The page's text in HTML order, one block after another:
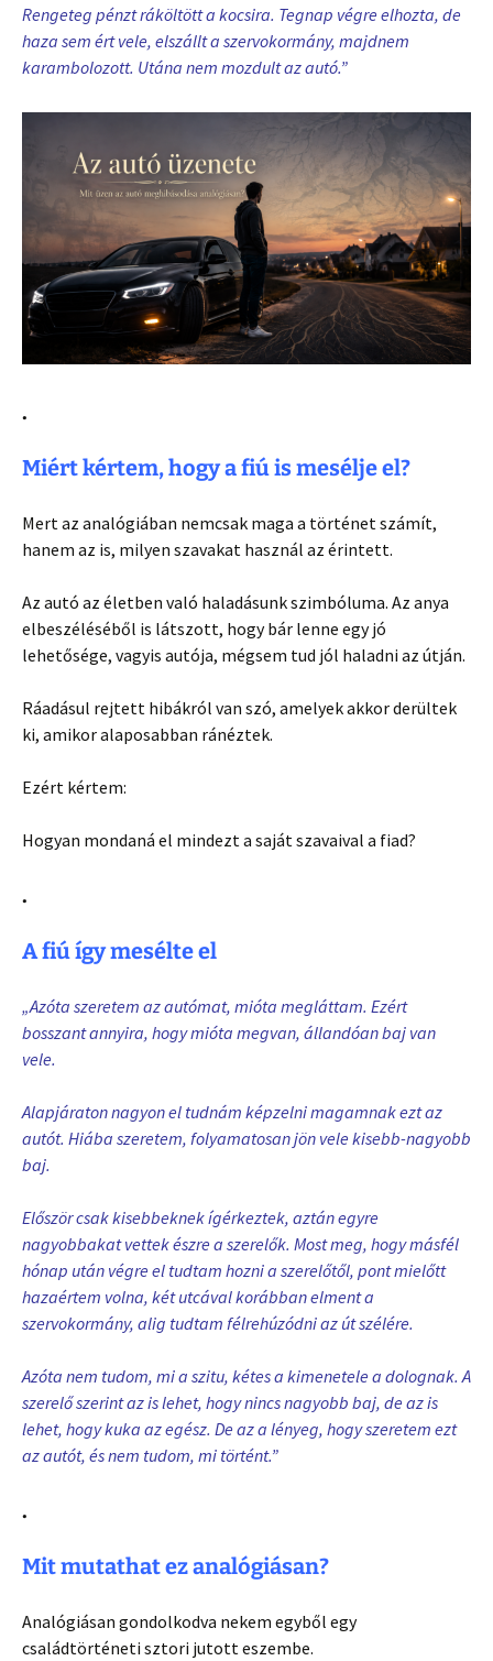
Rengeteg pénzt ráköltött a kocsira. Tegnap végre elhozta, de
haza sem ért vele, elszállt a szervokormány, majdnem
karambolozott. Utána nem mozdult az autó.”
.
Miért kértem, hogy a fiú is mesélje el?
Mert az analógiában nemcsak maga a történet számít,
hanem az is, milyen szavakat használ az érintett.
Az autó az életben való haladásunk szimbóluma. Az anya
elbeszéléséből is látszott, hogy bár lenne egy jó
lehetősége, vagyis autója, mégsem tud jól haladni az útján.
Ráadásul rejtett hibákról van szó, amelyek akkor derültek
ki, amikor alaposabban ránéztek.
Ezért kértem:
Hogyan mondaná el mindezt a saját szavaival a fiad?
.
A fiú így mesélte el
„Azóta szeretem az autómat, mióta megláttam. Ezért
bosszant annyira, hogy mióta megvan, állandóan baj van
vele.
Alapjáraton nagyon el tudnám képzelni magamnak ezt az
autót. Hiába szeretem, folyamatosan jön vele kisebb-nagyobb
baj.
Először csak kisebbeknek ígérkeztek, aztán egyre
nagyobbakat vettek észre a szerelők. Most meg, hogy másfél
hónap után végre el tudtam hozni a szerelőtől, pont mielőtt
hazaértem volna, két utcával korábban elment a
szervokormány, alig tudtam félrehúzódni az út szélére.
Azóta nem tudom, mi a szitu, kétes a kimenetele a dolognak. A
szerelő szerint az is lehet, hogy nincs nagyobb baj, de az is
lehet, hogy kuka az egész. De az a lényeg, hogy szeretem ezt
az autót, és nem tudom, mi történt.”
.
Mit mutathat ez analógiásan?
Analógiásan gondolkodva nekem egyből egy
családtörténeti sztori jutott eszembe.